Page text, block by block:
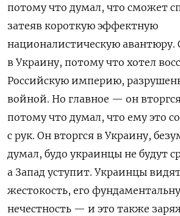
потому что думал, что сможет
затеяв короткую эффектную
националистическую авантюру.
в Украину, потому что хотел
Российскую империю,
войной. Но главное — он
потому что думал, что ему это
с рук. Он вторгся в Украину,
думал, будо украинцы не будут
а Запад уступит. Украинцы
жестокость, его
нечестность — и это также